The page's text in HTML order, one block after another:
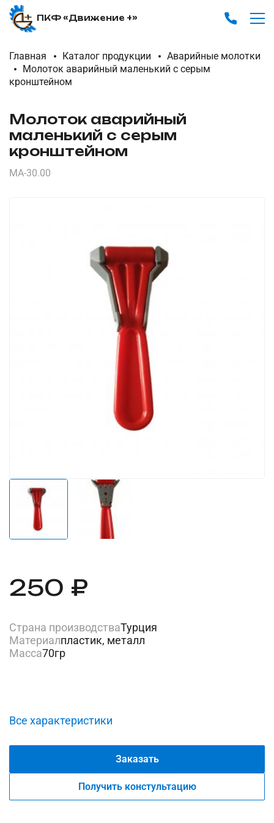
ПКФ «Движение +»
Главная Каталог продукции
Аварийные молотки
Молоток аварийный маленький с серым
кронштейном
Молоток аварийный
маленький с серым
кронштейном
МА-30.00
250 ₽
Страна производстваТурция
Материалпластик, металл
Масса70гр
Все характеристики
Заказать
Получить констультацию